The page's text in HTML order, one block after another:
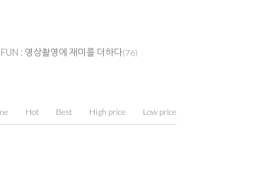
: 영상촬영에 재미를 더하다(76)
Hot Best High price Low price